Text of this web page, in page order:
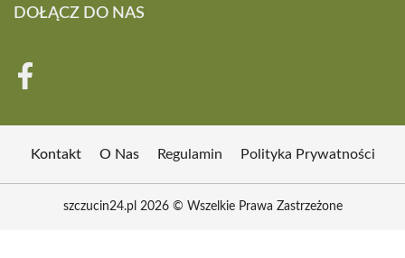
DOŁĄCZ DO NAS
Kontakt O Nas Regulamin Polityka Prywatności
szczucin24.pl 2026 © Wszelkie Prawa Zastrzeżone